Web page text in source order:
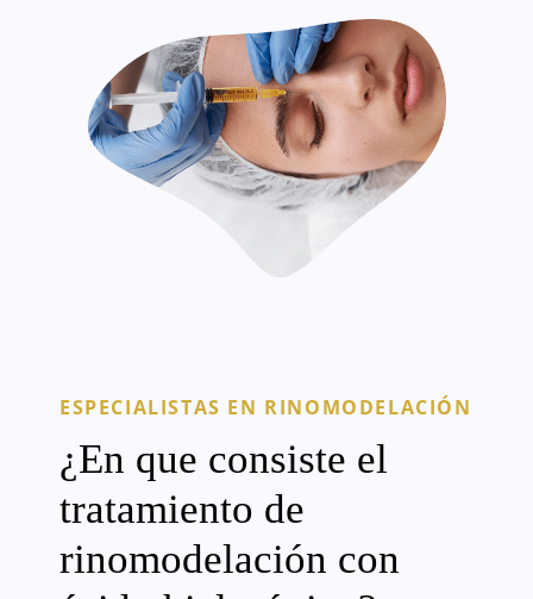
ESPECIALISTAS EN RINOMODELACIÓN
¿En que consiste el
tratamiento de
rinomodelación con